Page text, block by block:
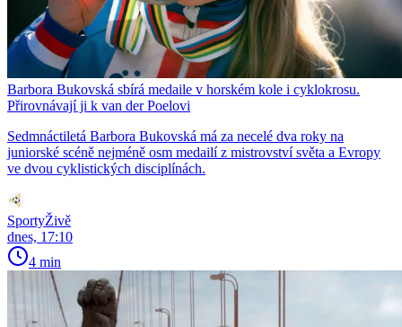
Barbora Bukovská sbírá medaile v horském kole i cyklokrosu.
Přirovnávají ji k van der Poelovi
Sedmnáctiletá Barbora Bukovská má za necelé dva roky na
juniorské scéně nejméně osm medailí z mistrovství světa a Evropy
ve dvou cyklistických disciplínách.
SportyŽivě
dnes, 17:10
4 min